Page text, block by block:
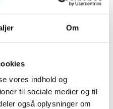
Om
vores indhold og
til sociale medier og til
også oplysninger om
Køb nu